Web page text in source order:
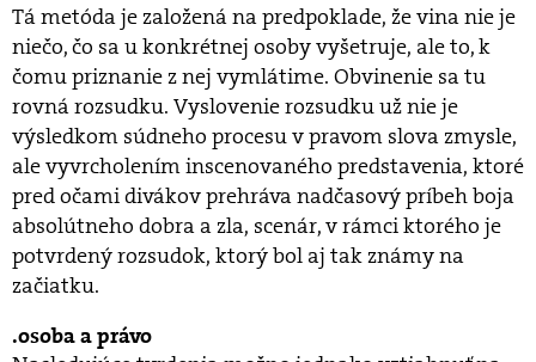
Tá metóda je založená na predpoklade, že vina nie je
niečo, čo sa u konkrétnej osoby vyšetruje, ale to, k
čomu priznanie z nej vymlátime. Obvinenie sa tu
rovná rozsudku. Vyslovenie rozsudku už nie je
výsledkom súdneho procesu v pravom slova zmysle,
ale vyvrcholením inscenovaného predstavenia, ktoré
pred očami divákov prehráva nadčasový príbeh boja
absolútneho dobra a zla, scenár, v rámci ktorého je
potvrdený rozsudok, ktorý bol aj tak známy na
začiatku.
osoba a právo